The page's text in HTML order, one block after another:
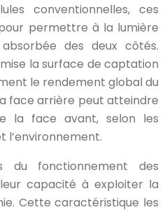
conventionnelles, ces
permettre à la lumière
des deux côtés.
la surface de captation
le rendement global du
face arrière peut atteindre
la face avant, selon les
l’environnement.
du fonctionnement des
capacité à exploiter la
Cette caractéristique les